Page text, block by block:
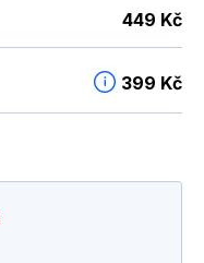
449 Kč
399 Kč